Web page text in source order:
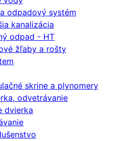
odpadový systém
kanalizácia
odpad - HT
žľaby a rošty
skrine a plynomery
odvetrávanie
dvierka